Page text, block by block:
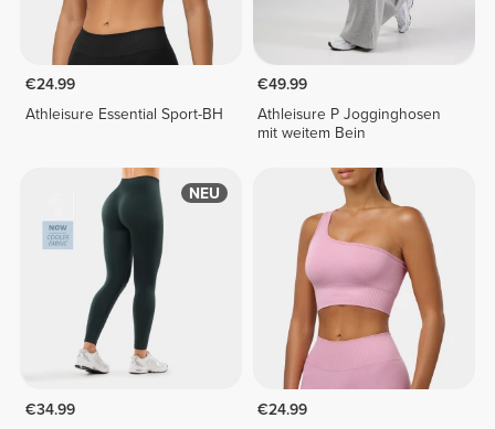
€24.99
Athleisure Essential Sport-BH
€49.99
Athleisure P Jogginghosen
mit weitem Bein
NEU
€34.99
€24.99